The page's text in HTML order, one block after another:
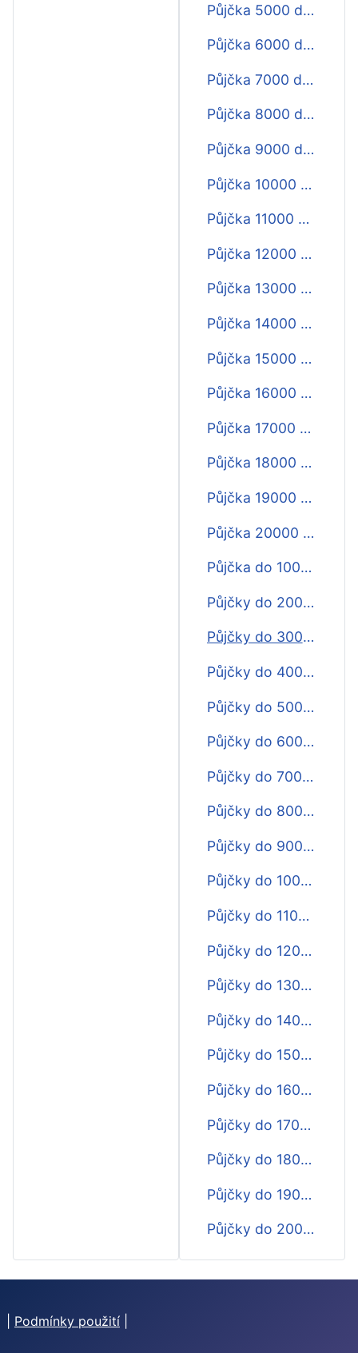
Půjčka 5000 do výplaty
Půjčka 6000 do výplaty
Půjčka 7000 do výplaty
Půjčka 8000 do výplaty
Půjčka 9000 do výplaty
Půjčka 10000 do výplaty
Půjčka 11000 do výplaty
Půjčka 12000 do výplaty
Půjčka 13000 do výplaty
Půjčka 14000 do výplaty
Půjčka 15000 do výplaty
Půjčka 16000 do výplaty
Půjčka 17000 do výplaty
Půjčka 18000 do výplaty
Půjčka 19000 do výplaty
Půjčka 20000 do výplaty
Půjčka do 1000 Kč do výplaty
Půjčky do 2000 Kč do výplaty
Půjčky do 3000 Kč do výplaty
Půjčky do 4000 Kč do výplaty
Půjčky do 5000 Kč do výplaty
Půjčky do 6000 Kč do výplaty
Půjčky do 7000 Kč do výplaty
Půjčky do 8000 Kč do výplaty
Půjčky do 9000 Kč do výplaty
Půjčky do 10000 Kč do výplaty
Půjčky do 11000 Kč do výplaty
Půjčky do 12000 Kč do výplaty
Půjčky do 13000 Kč do výplaty
Půjčky do 14000 Kč do výplaty
Půjčky do 15000 Kč do výplaty
Půjčky do 16000 Kč do výplaty
Půjčky do 17000 Kč do výplaty
Půjčky do 18000 Kč do výplaty
Půjčky do 19000 Kč do výplaty
Půjčky do 20000 Kč do výplaty
Podmínky použití